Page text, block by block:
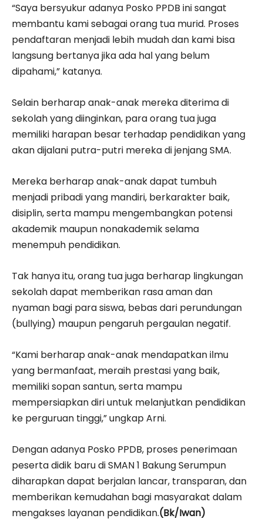
“Saya bersyukur adanya Posko PPDB ini sangat
membantu kami sebagai orang tua murid. Proses
pendaftaran menjadi lebih mudah dan kami bisa
langsung bertanya jika ada hal yang belum
dipahami,” katanya.
Selain berharap anak-anak mereka diterima di
sekolah yang diinginkan, para orang tua juga
memiliki harapan besar terhadap pendidikan yang
akan dijalani putra-putri mereka di jenjang SMA.
Mereka berharap anak-anak dapat tumbuh
menjadi pribadi yang mandiri, berkarakter baik,
disiplin, serta mampu mengembangkan potensi
akademik maupun nonakademik selama
menempuh pendidikan.
Tak hanya itu, orang tua juga berharap lingkungan
sekolah dapat memberikan rasa aman dan
nyaman bagi para siswa, bebas dari perundungan
(bullying) maupun pengaruh pergaulan negatif.
“Kami berharap anak-anak mendapatkan ilmu
yang bermanfaat, meraih prestasi yang baik,
memiliki sopan santun, serta mampu
mempersiapkan diri untuk melanjutkan pendidikan
ke perguruan tinggi,” ungkap Arni.
Dengan adanya Posko PPDB, proses penerimaan
peserta didik baru di SMAN 1 Bakung Serumpun
diharapkan dapat berjalan lancar, transparan, dan
memberikan kemudahan bagi masyarakat dalam
mengakses layanan pendidikan.(Bk/Iwan)